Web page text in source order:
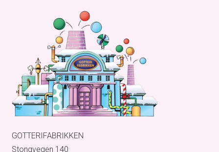
GOTTERIFABRIKKEN
Stongvegen 140